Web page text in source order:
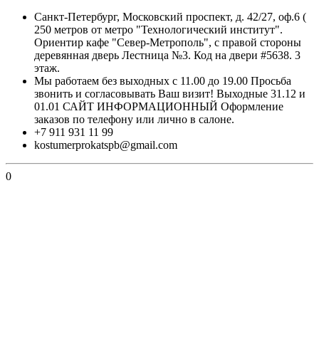
Санкт-Петербург, Московский проспект, д. 42/27, оф.6 (
250 метров от метро "Технологический институт".
Ориентир кафе "Север-Метрополь", с правой стороны
деревянная дверь Лестница №3. Код на двери #5638. 3
этаж.
Мы работаем без выходных с 11.00 до 19.00 Просьба
звонить и согласовывать Ваш визит! Выходные 31.12 и
01.01 САЙТ ИНФОРМАЦИОННЫЙ Оформление
заказов по телефону или лично в салоне.
+7 911 931 11 99
kostumerprokatspb@gmail.com
0